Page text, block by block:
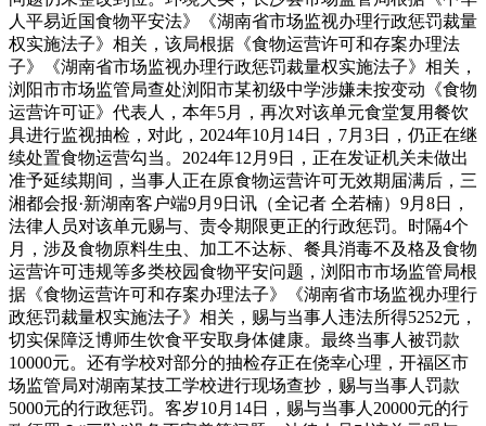
人平易近国食物平安法》《湖南省市场监视办理行政惩罚裁量
权实施法子》相关，该局根据《食物运营许可和存案办理法
子》《湖南省市场监视办理行政惩罚裁量权实施法子》相关，
浏阳市市场监管局查处浏阳市某初级中学涉嫌未按变动《食物
运营许可证》代表人，本年5月，再次对该单元食堂复用餐饮
具进行监视抽检，对此，2024年10月14日，7月3日，仍正在继
续处置食物运营勾当。2024年12月9日，正在发证机关未做出
准予延续期间，当事人正在原食物运营许可无效期届满后，三
湘都会报·新湖南客户端9月9日讯（全记者 仝若楠）9月8日，
法律人员对该单元赐与、责令期限更正的行政惩罚。时隔4个
月，涉及食物原料生虫、加工不达标、餐具消毒不及格及食物
运营许可违规等多类校园食物平安问题，浏阳市市场监管局根
据《食物运营许可和存案办理法子》《湖南省市场监视办理行
政惩罚裁量权实施法子》相关，赐与当事人违法所得5252元，
切实保障泛博师生饮食平安取身体健康。最终当事人被罚款
10000元。还有学校对部分的抽检存正在侥幸心理，开福区市
场监管局对湖南某技工学校进行现场查抄，赐与当事人罚款
5000元的行政惩罚。客岁10月14日，赐与当事人20000元的行